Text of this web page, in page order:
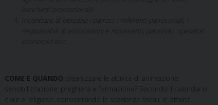
banchetti promozionali)
responsabili di associazioni e movimenti, patronati, operatori
COME E QUANDO
organizzare le attività di animazione,
sensibilizzazione, preghiera e formazione? Secondo il calendario
civile e religioso, considerando le scadenze fiscali, le attività